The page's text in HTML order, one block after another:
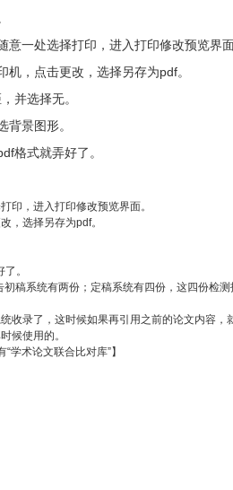
一处选择打印，进入打印修改预览界面
，点击更改，选择另存为pdf。
并选择无。
景图形。
格式就弄好了。
印，进入打印修改预览界面。
，选择另存为pdf。
。
稿系统有两份；定稿系统有四份，这四份检
收录了，这时候如果再引用之前的论文内容
候使用的。
学术论文联合比对库”】